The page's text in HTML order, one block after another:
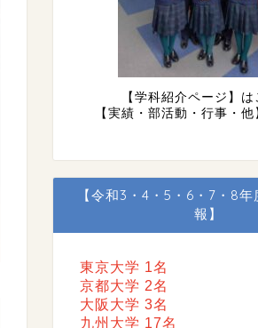
【学科紹介ページ】は
【実績・部活動・行事・他
【令和3・4・5・6・7・8
報】
東京大学 1名
京都大学 2名
大阪大学 3名
九州大学 17名